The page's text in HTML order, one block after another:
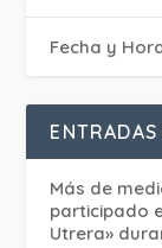
Fecha y
Más de
participado
Utrera»